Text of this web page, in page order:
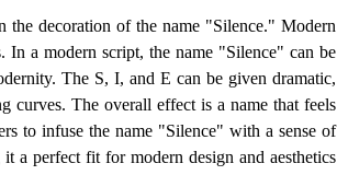
decoration of the name "Silence." Modern
In a modern script, the name "Silence" can be
The S, I, and E can be given dramatic,
The overall effect is a name that feels
to infuse the name "Silence" with a sense of
a perfect fit for modern design and aesthetics.